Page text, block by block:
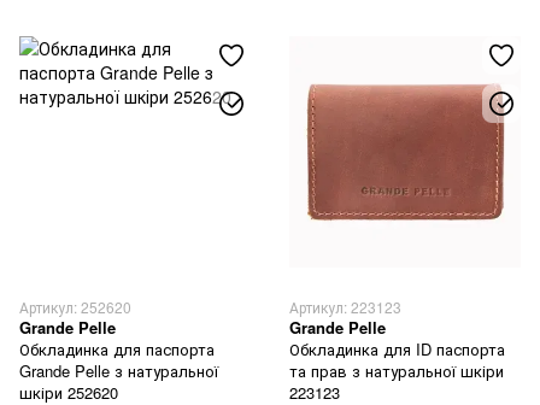
Артикул: 252620
Grande Pelle
Обкладинка для паспорта
Grande Pelle з натуральної
шкіри 252620
Артикул: 223123
Grande Pelle
Обкладинка для ID паспорта
та прав з натуральної шкіри
223123